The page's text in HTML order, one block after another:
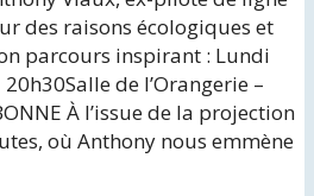
des raisons écologiques et
parcours inspirant : Lundi
de l’Orangerie –
À l’issue de la projection
où Anthony nous emmène